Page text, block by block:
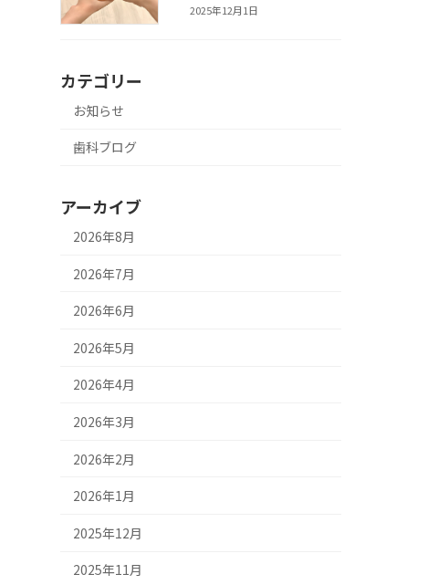
2025年12月1日
カテゴリー
お知らせ
歯科ブログ
アーカイブ
2026年8月
2026年7月
2026年6月
2026年5月
2026年4月
2026年3月
2026年2月
2026年1月
2025年12月
2025年11月